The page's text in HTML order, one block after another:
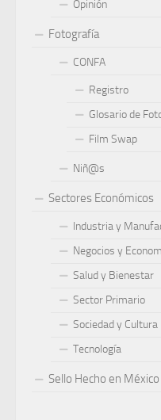
Opinión
Fotografía
CONFA
Registro
Glosario de
Film Swap
Niñ@s
Sectores Económicos
Industria y
Negocios y
Salud y Bienestar
Sector Primario
Sociedad y Cultura
Tecnología
Sello Hecho en México